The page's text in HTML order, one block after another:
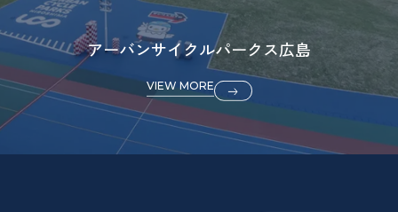
アーバンサイクルパークス広島
VIEW MORE